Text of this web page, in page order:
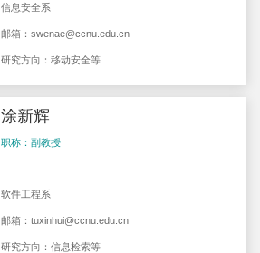
信息安全系
邮箱：swenae@ccnu.edu.cn
研究方向：移动安全等
涂新辉
职称：副教授
软件工程系
邮箱：tuxinhui@ccnu.edu.cn
研究方向：信息检索等